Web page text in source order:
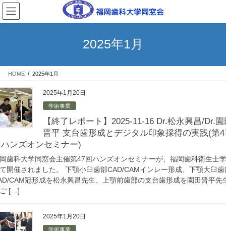
コ
ン
テ
ス
ッ
プ
ナ
ビ
ゲ
ン
移
動
2025年1月
HOME 2025年1月
2025年1月20日
学術事業
【終了レポート】2025-11-16 Dr.松永興昌/Dr.園
晋平 支台歯形成とデジタル印象採得の実践(第
ンズオンセミナー)
歯科大学同窓会主催第47回ハンズオンセミナーが、福岡歯科衛生士
開催されました。 下顎小臼歯部CAD/CAMインレー形成、下顎大臼歯
CAM冠形成を松永興昌先生、上顎前歯部の支台歯形成を園田晋平先
[…]
2025年1月20日
学術事業